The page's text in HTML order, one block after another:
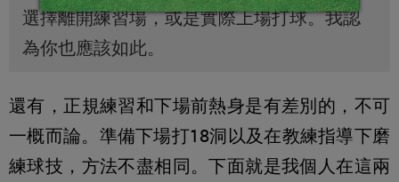
選擇離開練習場，或是實際上場打球。我認
為你也應該如此。
還有，正規練習和下場前熱身是有差別的，不可
一概而論。準備下場打18洞以及在教練指導下磨
練球技，方法不盡相同。下面就是我個人在這兩